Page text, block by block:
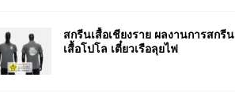
สกรีนเสื้อเชียงราย ผลงานการสกรีน
เสื้อโปโล เตี๋ยวเรือลุยไฟ